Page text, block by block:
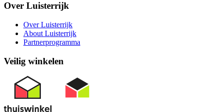
Over Luisterrijk
Over Luisterrijk
About Luisterrijk
Partnerprogramma
Veilig winkelen